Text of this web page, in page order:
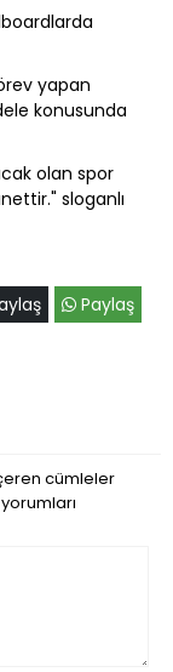
yapan
konusunda
olan spor
sloganlı
Paylaş
cümleler